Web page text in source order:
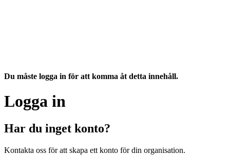
Du måste logga in för att komma åt detta innehåll.
Logga in
Har du inget konto?
Kontakta oss för att skapa ett konto för din organisation.